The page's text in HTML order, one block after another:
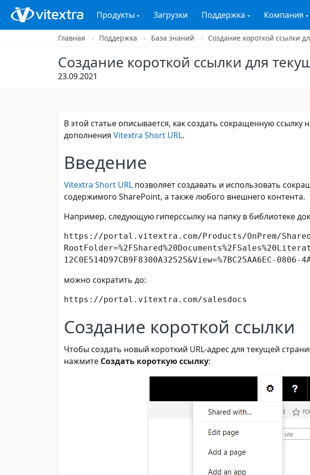
Продукты Загрузки Поддержка Компания
Главная Поддержка База знаний Создание короткой ссылки
Создание короткой ссылки для
23.09.2021
В этой статье описывается, как создать сокращенную
дополнения Vitextra Short URL.
Введение
Vitextra Short URL позволяет создавать и использовать
содержимого SharePoint, а также любого внешнего контента.
Например, следующую гиперссылку на папку в библиотеке
https://portal.vitextra.com/Products/OnPrem/
12C0E514D97CB9F8300A32525&View=%7BC25AA6EC-0806-
можно сократить до:
https://portal.vitextra.com/salesdocs
Создание короткой ссылки
Чтобы создать новый короткий URL-адрес для текущей
нажмите Создать короткую ссылку: